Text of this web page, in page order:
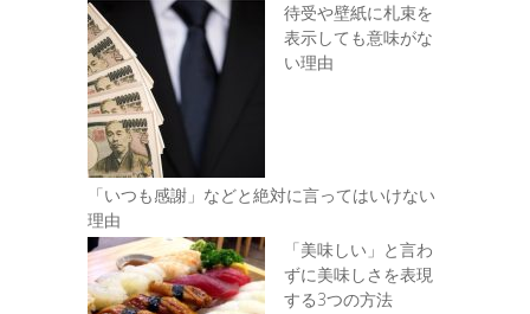
待受や壁紙に札束を
表示しても意味がな
い理由
「いつも感謝」などと絶対に言ってはいけない
理由
「美味しい」と言わ
ずに美味しさを表現
する3つの方法